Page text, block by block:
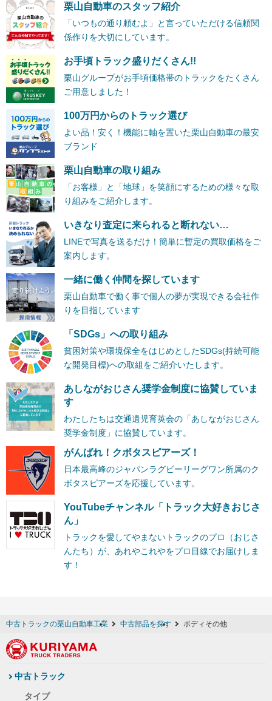
栗山自動車のスタッフ紹介
「いつもの通り頼むよ」と言っていただける信頼関
係作りを大切にしています。
お手頃トラック盛りだくさん!!
栗山グループがお手頃価格帯のトラックをたくさん
ご用意しました！
100万円からのトラック選び
よい品！安く！機能に軸を置いた栗山自動車の最安
ブランド
栗山自動車の取り組み
「お客様」と「地球」を笑顔にするための様々な取
り組みをご紹介します。
いきなり査定に来られると断れない…
LINEで写真を送るだけ！簡単に暫定の買取価格をご
案内します。
一緒に働く仲間を探しています
栗山自動車で働く事で個人の夢が実現できる会社作
りを目指しています
「SDGs」への取り組み
貧困対策や環境保全をはじめとしたSDGs(持続可能
な開発目標)への取組をご紹介いたします。
あしながおじさん奨学金制度に協賛していま
す
わたしたちは交通遺児育英会の「あしながおじさん
奨学金制度」に協賛しています。
がんばれ！クボタスピアーズ！
日本最高峰のジャパンラグビーリーグワン所属のク
ボタスピアーズを応援しています。
YouTubeチャンネル「トラック大好きおじさ
ん」
トラックを愛してやまないトラックのプロ（おじさ
んたち）が、あれやこれやをプロ目線でお届けしま
す！
中古トラックの栗山自動車工業 中古部品を探す ボディその他
中古トラック
タイプ